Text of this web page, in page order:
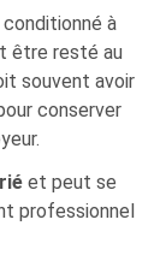
à
être resté au
souvent avoir
conserver
et peut se
professionnel